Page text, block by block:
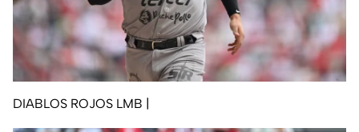
DIABLOS ROJOS LMB